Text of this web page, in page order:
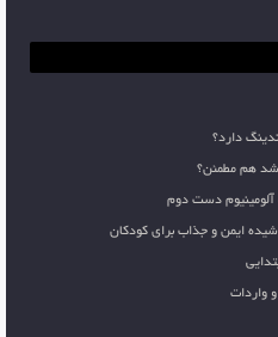
دارد؟
هم مطمئن؟
آلومینیوم دست دوم
ایمن و جذاب برای کودکان
واردات